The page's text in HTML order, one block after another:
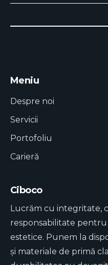
Meniu
Despre noi
Servicii
Portofoliu
Carieră
Ciboco
Lucrăm cu integritate,
responsabilitate pentru
estetice. Punem la
și materiale de primă